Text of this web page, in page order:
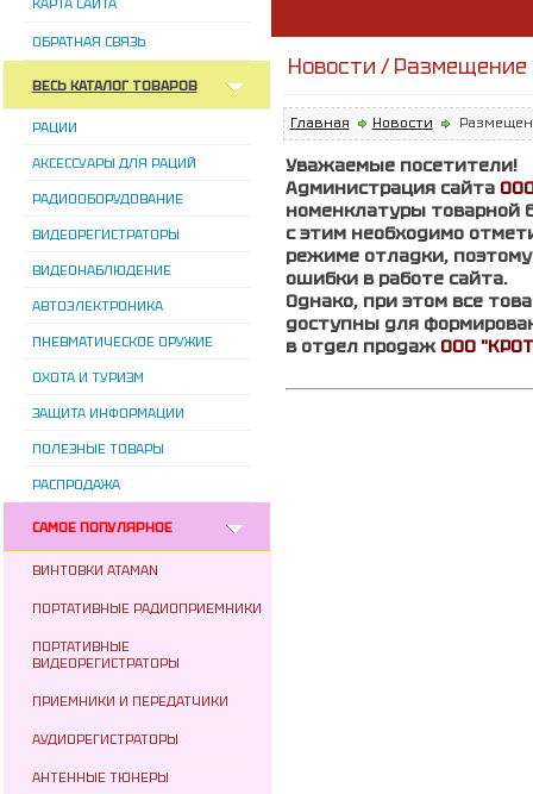
КАРТА САЙТА
ОБРАТНАЯ СВЯЗЬ
ВЕСЬ КАТАЛОГ ТОВАРОВ
РАЦИИ
АКСЕССУАРЫ ДЛЯ РАЦИЙ
РАДИООБОРУДОВАНИЕ
ВИДЕОРЕГИСТРАТОРЫ
ВИДЕОНАБЛЮДЕНИЕ
АВТОЭЛЕКТРОНИКА
ПНЕВМАТИЧЕСКОЕ ОРУЖИЕ
ОХОТА И ТУРИЗМ
ЗАЩИТА ИНФОРМАЦИИ
ПОЛЕЗНЫЕ ТОВАРЫ
РАСПРОДАЖА
САМОЕ ПОПУЛЯРНОЕ
ВИНТОВКИ ATAMAN
ПОРТАТИВНЫЕ РАДИОПРИЕМНИКИ
ПОРТАТИВНЫЕ
ВИДЕОРЕГИСТРАТОРЫ
ПРИЕМНИКИ И ПЕРЕДАТЧИКИ
АУДИОРЕГИСТРАТОРЫ
АНТЕННЫЕ ТЮНЕРЫ
Новости /
Главная Новости
Уважаемые посетители!
Администрация сайта
номенклатуры товарной
с этим необходимо
режиме отладки,
ошибки в работе сайта.
Однако, при этом все
доступны для
в отдел продаж ООО